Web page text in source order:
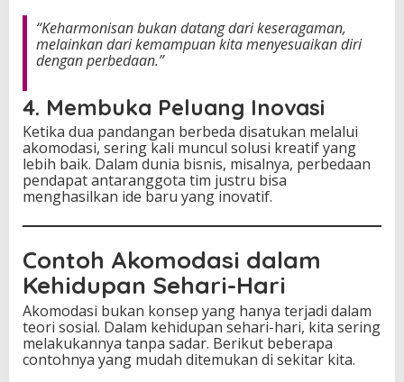
“Keharmonisan bukan datang dari keseragaman,
melainkan dari kemampuan kita menyesuaikan diri
dengan perbedaan.”
4. Membuka Peluang Inovasi
Ketika dua pandangan berbeda disatukan melalui
akomodasi, sering kali muncul solusi kreatif yang
lebih baik. Dalam dunia bisnis, misalnya, perbedaan
pendapat antaranggota tim justru bisa
menghasilkan ide baru yang inovatif.
Contoh Akomodasi dalam
Kehidupan Sehari-Hari
Akomodasi bukan konsep yang hanya terjadi dalam
teori sosial. Dalam kehidupan sehari-hari, kita sering
melakukannya tanpa sadar. Berikut beberapa
contohnya yang mudah ditemukan di sekitar kita.